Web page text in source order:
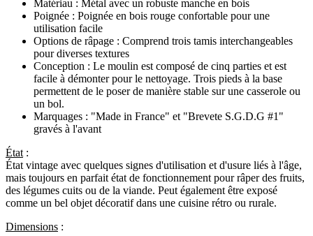
Matériau : Métal avec un robuste manche en bois
Poignée : Poignée en bois rouge confortable pour une
utilisation facile
Options de râpage : Comprend trois tamis interchangeables
pour diverses textures
Conception : Le moulin est composé de cinq parties et est
facile à démonter pour le nettoyage. Trois pieds à la base
permettent de le poser de manière stable sur une casserole ou
un bol.
Marquages : "Made in France" et "Brevete S.G.D.G #1"
gravés à l'avant
État :
État vintage avec quelques signes d'utilisation et d'usure liés à l'âge,
mais toujours en parfait état de fonctionnement pour râper des fruits,
des légumes cuits ou de la viande. Peut également être exposé
comme un bel objet décoratif dans une cuisine rétro ou rurale.
Dimensions :